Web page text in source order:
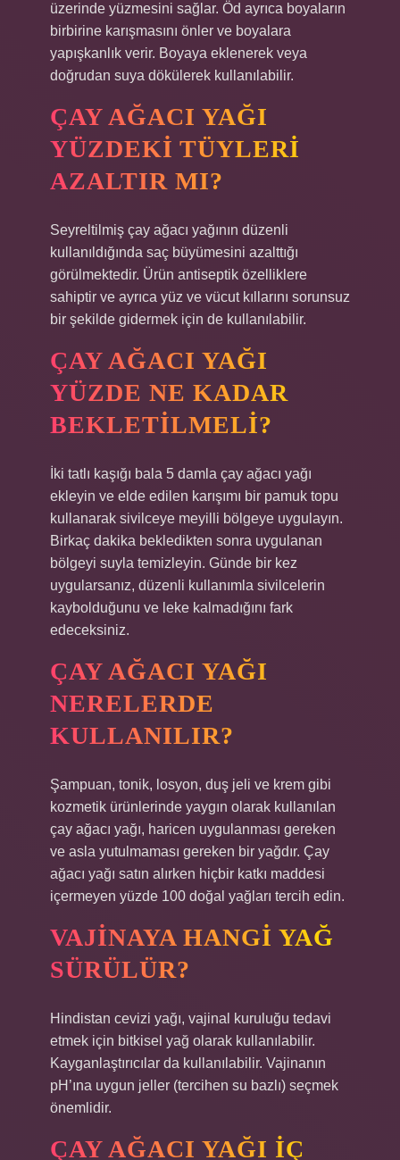
üzerinde yüzmesini sağlar. Öd ayrıca boyaların
birbirine karışmasını önler ve boyalara
yapışkanlık verir. Boyaya eklenerek veya
doğrudan suya dökülerek kullanılabilir.
ÇAY AĞACI YAĞI
YÜZDEKI TÜYLERI
AZALTIR MI?
Seyreltilmiş çay ağacı yağının düzenli
kullanıldığında saç büyümesini azalttığı
görülmektedir. Ürün antiseptik özelliklere
sahiptir ve ayrıca yüz ve vücut kıllarını sorunsuz
bir şekilde gidermek için de kullanılabilir.
ÇAY AĞACI YAĞI
YÜZDE NE KADAR
BEKLETILMELI?
İki tatlı kaşığı bala 5 damla çay ağacı yağı
ekleyin ve elde edilen karışımı bir pamuk topu
kullanarak sivilceye meyilli bölgeye uygulayın.
Birkaç dakika bekledikten sonra uygulanan
bölgeyi suyla temizleyin. Günde bir kez
uygularsanız, düzenli kullanımla sivilcelerin
kaybolduğunu ve leke kalmadığını fark
edeceksiniz.
ÇAY AĞACI YAĞI
NERELERDE
KULLANILIR?
Şampuan, tonik, losyon, duş jeli ve krem ​​gibi
kozmetik ürünlerinde yaygın olarak kullanılan
çay ağacı yağı, haricen uygulanması gereken
ve asla yutulmaması gereken bir yağdır. Çay
ağacı yağı satın alırken hiçbir katkı maddesi
içermeyen yüzde 100 doğal yağları tercih edin.
VAJINAYA HANGI YAĞ
SÜRÜLÜR?
Hindistan cevizi yağı, vajinal kuruluğu tedavi
etmek için bitkisel yağ olarak kullanılabilir.
Kayganlaştırıcılar da kullanılabilir. Vajinanın
pH’ına uygun jeller (tercihen su bazlı) seçmek
önemlidir.
ÇAY AĞACI YAĞI IÇ